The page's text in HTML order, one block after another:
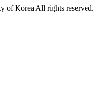
of Korea All rights reserved.